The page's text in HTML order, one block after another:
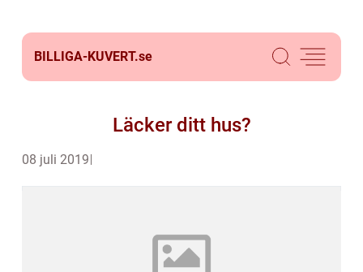
BILLIGA-KUVERT.se
Läcker ditt hus?
08 juli 2019